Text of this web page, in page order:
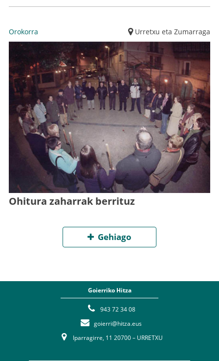
Orokorra Urretxu eta Zumarraga
Ohitura zaharrak berrituz
Gehiago
Goierriko Hitza
943 72 34 08
goierri@hitza.eus
Iparragirre, 11 20700 – URRETXU